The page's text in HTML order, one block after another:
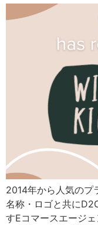
2014年から人気のプ
名称・ロゴと共に
すEコマースエージ